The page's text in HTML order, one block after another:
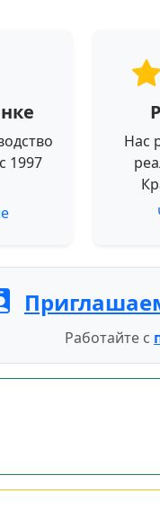
1997
Нас
Работайте с